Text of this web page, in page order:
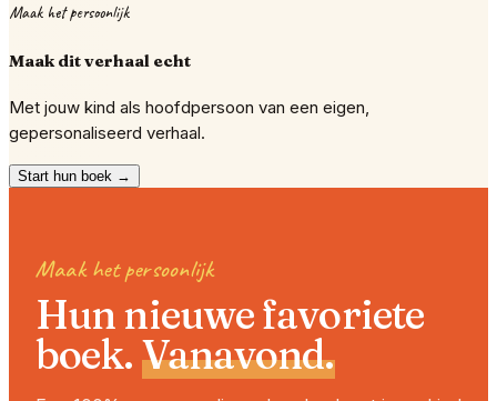
Maak het persoonlijk
Maak dit verhaal echt
Met jouw kind als hoofdpersoon van een eigen,
gepersonaliseerd verhaal.
Start hun boek →
Maak het persoonlijk
Hun nieuwe favoriete
boek. Vanavond.